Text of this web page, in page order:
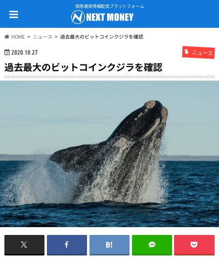
仮想通貨情報配信プラットフォーム
HOME ニュース 過去最大のビットコインクジラを確認
2020.10.27 ニュース
過去最大のビットコインクジラを確認